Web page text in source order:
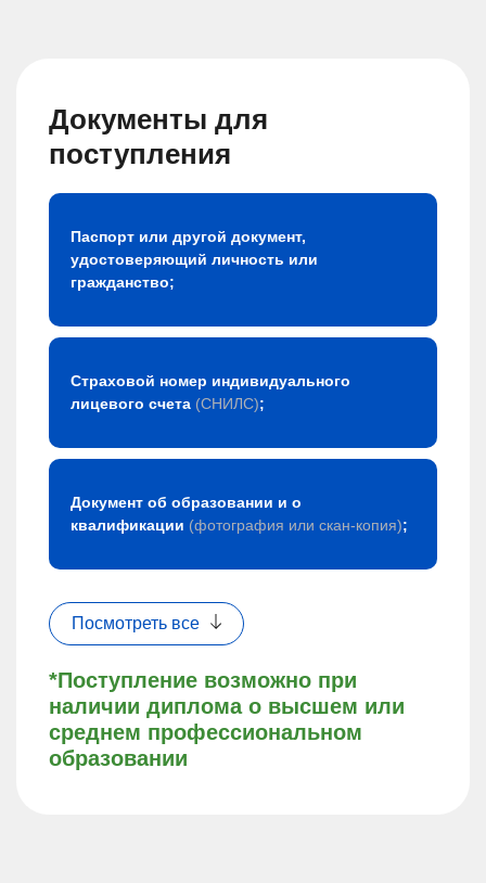
Документы для
поступления
*Поступление возможно при
наличии диплома о высшем или
среднем профессиональном
образовании
Паспорт или другой документ,
удостоверяющий личность или
гражданство;
Страховой номер индивидуального
лицевого счета (СНИЛС);
Документ об образовании и о
квалификации (фотография или скан-копия);
Посмотреть все